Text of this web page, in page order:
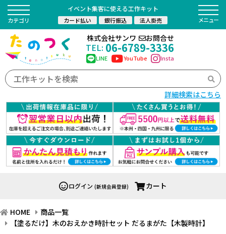
イベント集客に使える工作キット
カード払い 銀行振込 法人掛売
詳細検索はこちら
株式会社サンワ お問合せ
TEL: 06-6789-3336
LINE YouTube Insta
カテゴリ
ログイン (新規会員登録) カート
HOME
商品一覧
【塗るだけ】木のおえかき時計セット だるまがた【木製時計】